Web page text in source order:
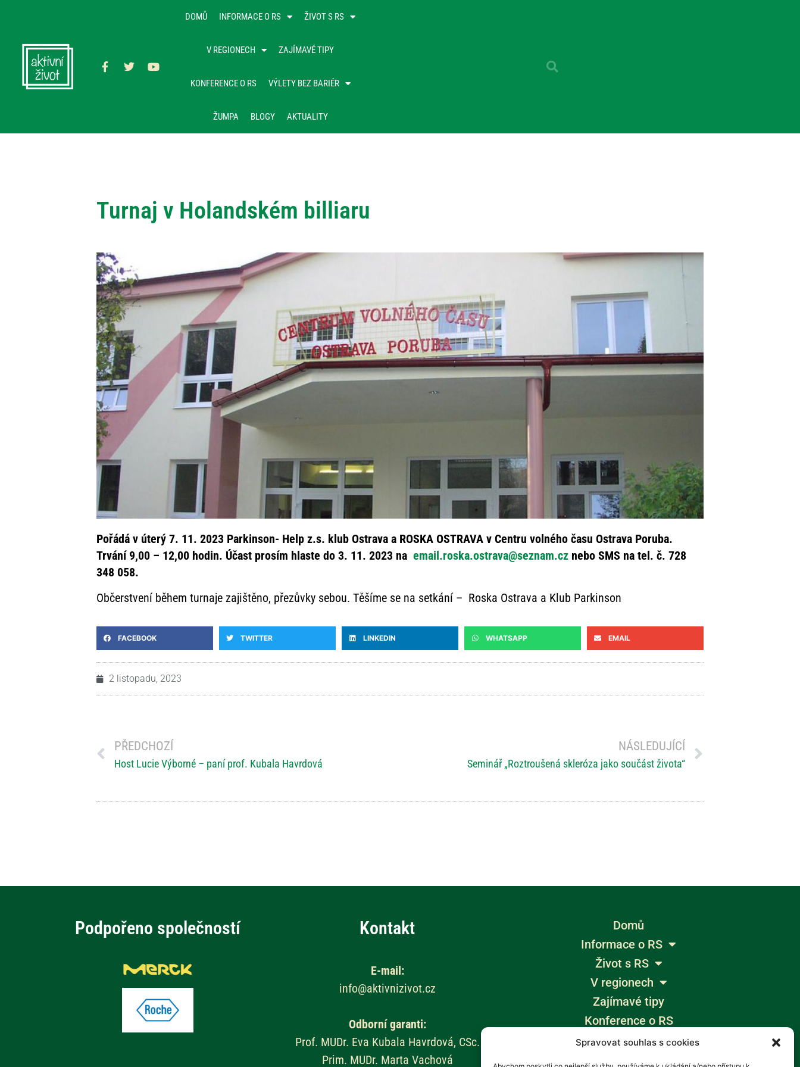
Spravovat souhlas s cookies
DOMŮ INFORMACE O RS ŽIVOT S RS
V REGIONECH ZAJÍMAVÉ TIPY
KONFERENCE O RS VÝLETY BEZ BARIÉR
ŽUMPA BLOGY AKTUALITY
Turnaj v Holandském billiaru
Pořádá v úterý 7. 11. 2023 Parkinson- Help z.s. klub Ostrava a ROSKA OSTRAVA v Centru volného času Ostrava Poruba.
Trvání 9,00 – 12,00 hodin. Účast prosím hlaste do 3. 11. 2023 na email.roska.ostrava@seznam.cz nebo SMS na tel. č. 728
348 058.
Občerstvení během turnaje zajištěno, přezůvky sebou. Těšíme se na setkání – Roska Ostrava a Klub Parkinson
FACEBOOK TWITTER LINKEDIN WHATSAPP EMAIL
2 listopadu, 2023
PŘEDCHOZÍ
Host Lucie Výborné – paní prof. Kubala Havrdová
NÁSLEDUJÍCÍ
Seminář „Roztroušená skleróza jako součást života“
Podpořeno společností Kontakt
E-mail:
info@aktivnizivot.cz
Odborní garanti:
Prof. MUDr. Eva Kubala Havrdová, CSc.
Prim. MUDr. Marta Vachová
Domů
Informace o RS
Život s RS
V regionech
Zajímavé tipy
Konference o RS
Výlety bez bariér